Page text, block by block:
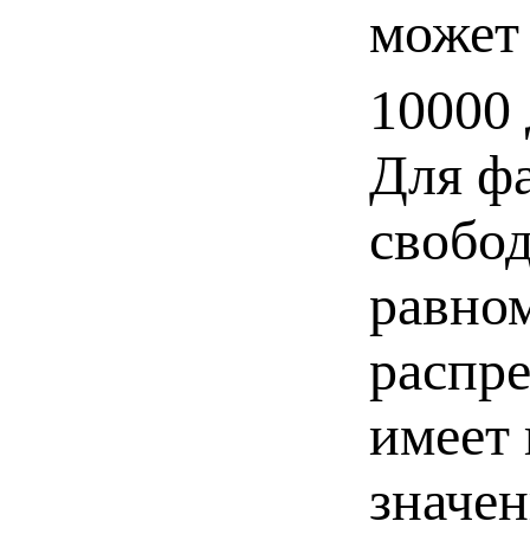
может
Для
имеет